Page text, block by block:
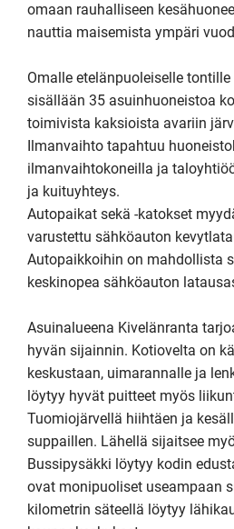
omaan rauhalliseen
nauttia maisemista ympäri
Omalle etelänpuoleiselle
sisällään 35 asuinhuoneistoa
toimivista kaksioista avariin
Ilmanvaihto tapahtuu
ilmanvaihtokoneilla ja
ja kuituyhteys.
Autopaikat sekä -katokset
varustettu sähköauton
Autopaikkoihin on mahdollista
keskinopea sähköauton
Asuinalueena Kivelänranta
hyvän sijainnin. Kotiovelta on
keskustaan, uimarannalle ja
löytyy hyvät puitteet myös
Tuomiojärvellä hiihtäen ja
suppaillen. Lähellä sijaitsee
Bussipysäkki löytyy kodin
ovat monipuoliset useampaan
kilometrin säteellä löytyy